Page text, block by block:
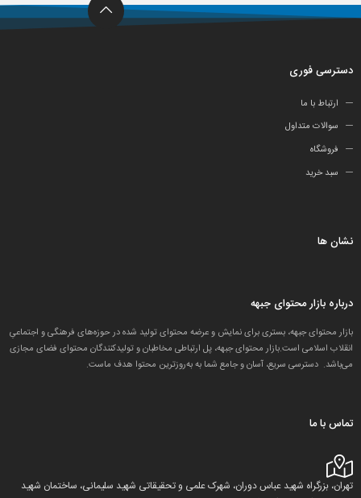
دسترسی فوری
ارتباط با ما
سوالات متداول
فروشگاه
سبد خرید
نشان ها
درباره بازار محتوای جبهه
بازار محتوای جبهه، بستری برای نمایش و عرضه محتوای تولید شده در حوزه‌های فرهنگی و اجتماعیِ
انقلاب اسلامی است.بازار محتوای جبهه، پل ارتباطی مخاطبان و تولید‌کنندگان محتوای فضای مجازی
می‌باشد. دسترسی سریع، آسان و جامع شما به به‌روزترین محتوا هدف ماست.
تماس با ما
تهران، بزرگراه شهید عباس دوران، شهرک علمی و تحقیقاتی شهید سلیمانی، ساختمان شهید